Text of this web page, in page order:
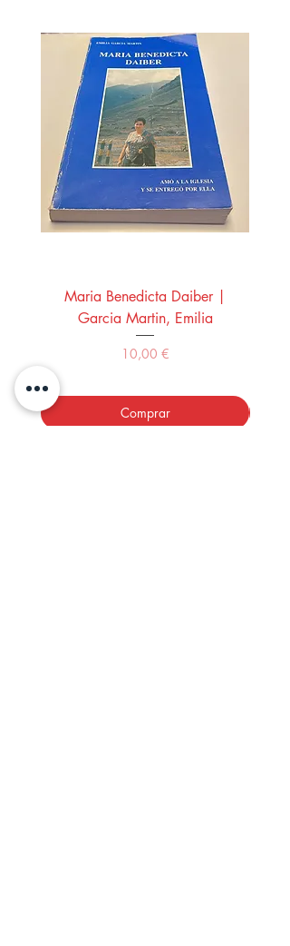
Maria Benedicta Daiber |
Garcia Martin, Emilia
Precio
10,00 €
Comprar